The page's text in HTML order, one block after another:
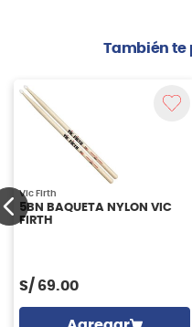
También te
Vic Firth
5BN BAQUETA NYLON VIC
FIRTH
S/ 69.00